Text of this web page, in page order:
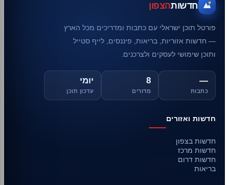
חדשותהצפון
פורטל תוכן ישראלי עם כתבות ומדריכים מכל הארץ
— חדשות אזוריות, בריאות, פיננסים, לייף סטייל
ותוכן שימושי לעסקים ולצרכנים.
—
כתבות
8
מדורים
יומי
עדכון תוכן
חדשות ואזורים
חדשות בצפון
חדשות מרכז
חדשות דרום
בריאות